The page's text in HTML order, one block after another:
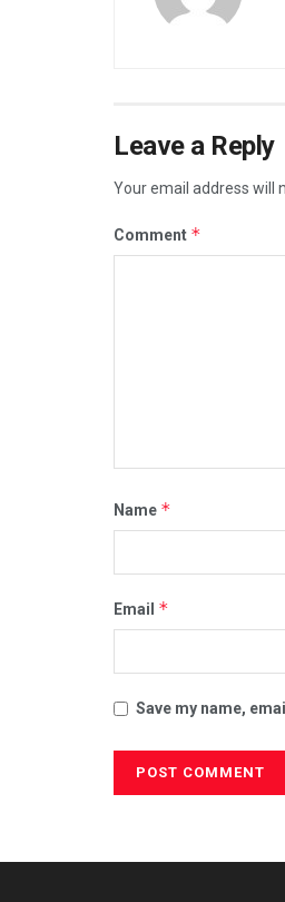
Leave a Reply
Your email address will
Comment *
Name *
Email *
Save my name,